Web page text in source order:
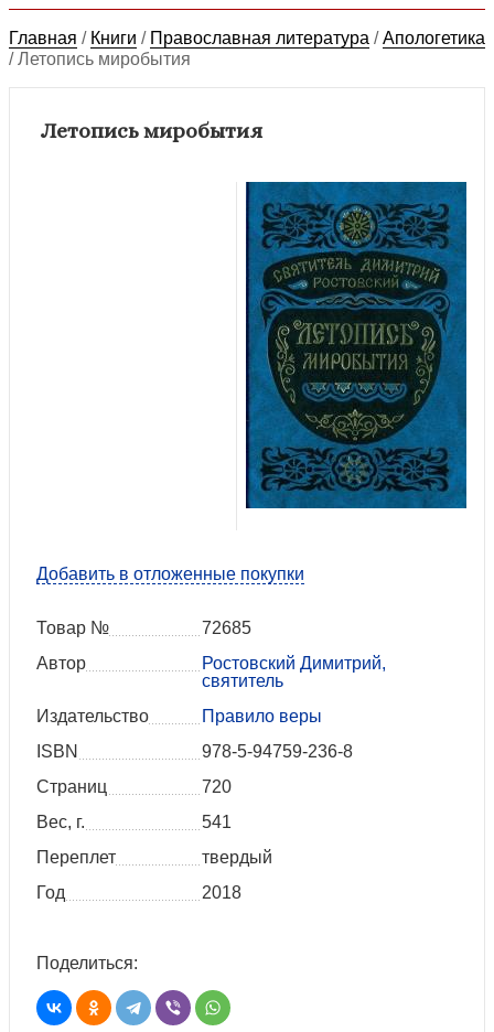
Главная / Книги / Православная литература /Апологетика
/Летопись миробытия
Летопись миробытия
Добавить в отложенные покупки
Товар №
72685
Автор
Ростовский Димитрий,
святитель
Издательство
Правило веры
ISBN
978-5-94759-236-8
Страниц
720
Вес, г.
541
Переплет
твердый
Год
2018
Поделиться: